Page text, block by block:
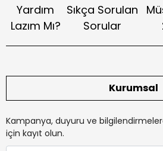
Yardım
Lazım Mı?
Sıkça Sorulan
Sorular
Kurumsal
Kampanya, duyuru ve
için kayıt olun.